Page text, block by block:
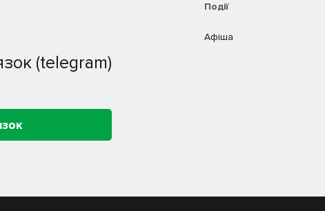
(telegram)
Події
Афіша